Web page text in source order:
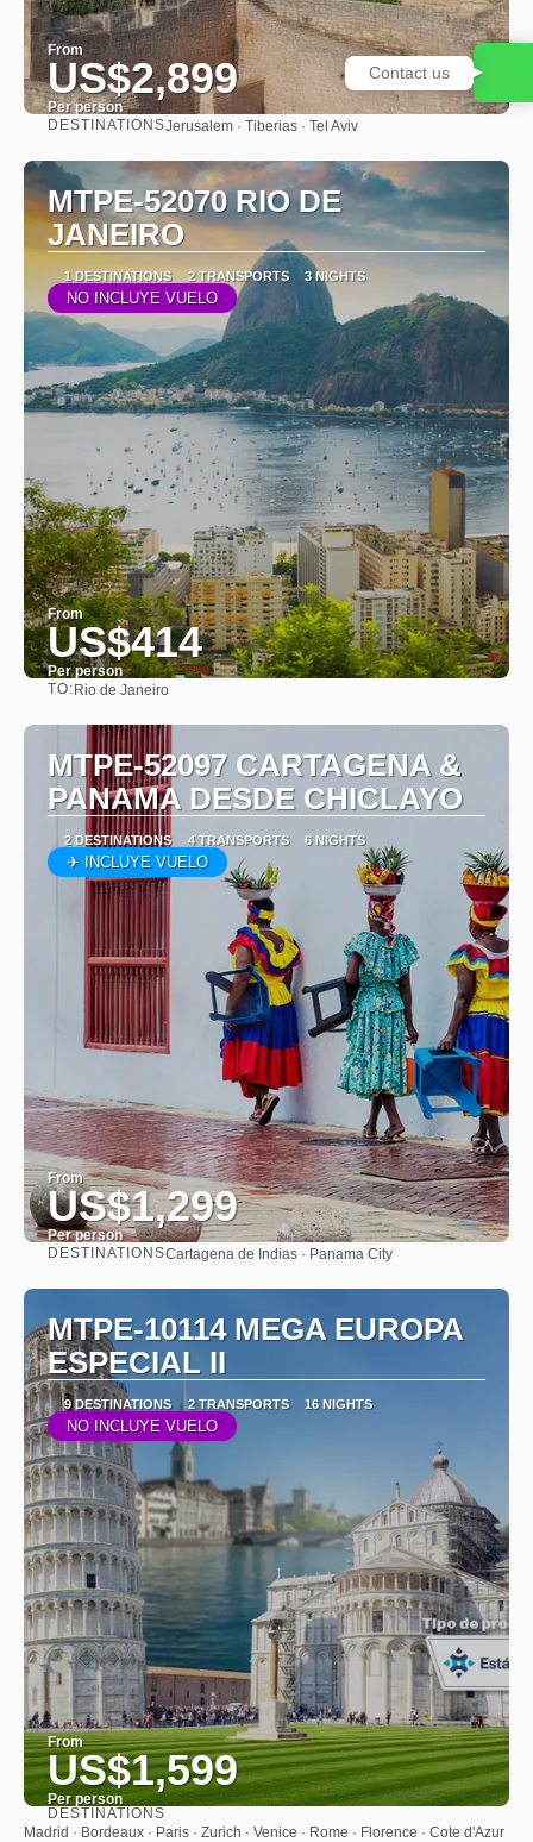
From
US$2,899
Per person
DESTINATIONSJerusalem · Tiberias · Tel Aviv
MTPE-52070 RIO DE
JANEIRO
1 DESTINATIONS 2 TRANSPORTS 3 NIGHTS
NO INCLUYE VUELO
From
US$414
Per person
TO:Rio de Janeiro
MTPE-52097 CARTAGENA &
PANAMA DESDE CHICLAYO
2 DESTINATIONS 4 TRANSPORTS 6 NIGHTS
✈ INCLUYE VUELO
From
US$1,299
Per person
DESTINATIONSCartagena de Indias · Panama City
MTPE-10114 MEGA EUROPA
ESPECIAL II
9 DESTINATIONS 2 TRANSPORTS 16 NIGHTS
NO INCLUYE VUELO
From
US$1,599
Per person
See
DESTINATIONS
Madrid · Bordeaux · Paris · Zurich · Venice · Rome · Florence · Cote d'Azur